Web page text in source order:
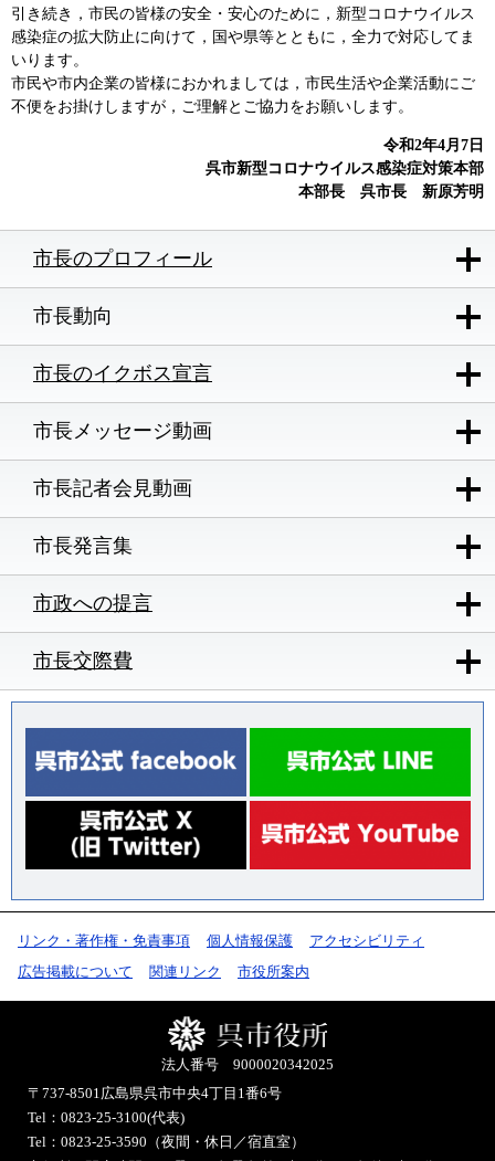
引き続き，市民の皆様の安全・安心のために，新型コロナウイルス
感染症の拡大防止に向けて，国や県等とともに，全力で対応してま
いります。
市民や市内企業の皆様におかれましては，市民生活や企業活動にご
不便をお掛けしますが，ご理解とご協力をお願いします。
令和2年4月7日
呉市新型コロナウイルス感染症対策本部
本部長 呉市長 新原芳明
市長のプロフィール
市長動向
市長のイクボス宣言
市長メッセージ動画
市長記者会見動画
市長発言集
市政への提言
市長交際費
リンク・著作権・免責事項 個人情報保護
アクセシビリティ
広告掲載について
関連リンク 市役所案内
法人番号 9000020342025
〒737-8501 広島県呉市中央4丁目1番6号
Tel：0823-25-3100(代表)
Tel：0823-25-3590（夜間・休日／宿直室）